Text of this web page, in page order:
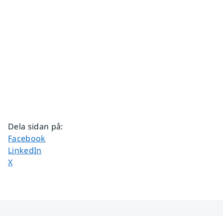
Dela sidan på:
Dela sidan på
Facebook
Dela sidan på
LinkedIn
Dela sidan på
X